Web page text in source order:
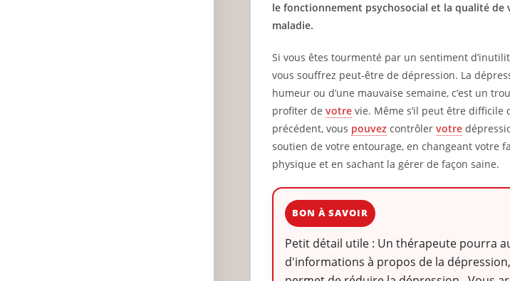
le fonctionnement psychosocial et la qualité de
maladie.
Si vous êtes tourmenté par un sentiment
vous souffrez peut-être de dépression. La
humeur ou d’une mauvaise semaine, c’est un
profiter devotre vie. Même s’il peut être
précédent, vous pouvez contrôlervotre
soutien de votre entourage, en changeant votre
physique et en sachant la gérer de façon saine.
BON À SAVOIR
Petit détail utile : Un thérapeute pourra
d'informations à propos de la